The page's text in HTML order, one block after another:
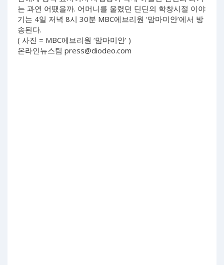
는 과연 어땠을까. 어머니를 울렸던 딘딘의 학창시절 이야
기는 4일 저녁 8시 30분 MBC에브리원 ‘맘마미안’에서 방
송된다.
( 사진 = MBC에브리원 ‘맘마미안’ )
온라인뉴스팀 press@diodeo.com